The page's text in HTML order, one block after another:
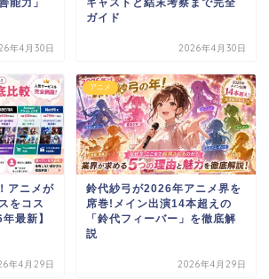
年4月30日
ガイド
2026年4月30日
アニメが
をコス
最新】
年4月29日
アニメ
鈴代紗弓が2026年アニメ界を
席巻!メイン出演14本超えの
「鈴代フィーバー」を徹底解
説
2026年4月29日